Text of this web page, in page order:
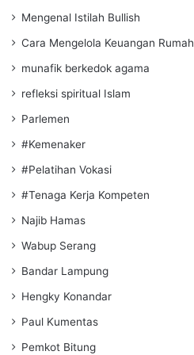
Mengenal Istilah Bullish
Cara Mengelola Keuangan Rumah
munafik berkedok agama
refleksi spiritual Islam
Parlemen
#Kemenaker
#Pelatihan Vokasi
#Tenaga Kerja Kompeten
Najib Hamas
Wabup Serang
Bandar Lampung
Hengky Konandar
Paul Kumentas
Pemkot Bitung